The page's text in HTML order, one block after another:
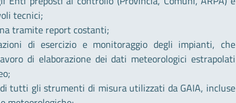
tecnici;
tramite report costanti;
di esercizio e monitoraggio degli impianti, che
di elaborazione dei dati meteorologici estrapolati
tutti gli strumenti di misura utilizzati da GAIA, incluse